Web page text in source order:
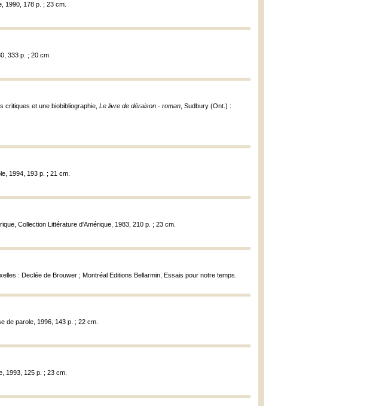
1990, 178 p. ; 23 cm.
333 p. ; 20 cm.
critiques et une biobibliographie, Le livre de déraison - roman , Sudbury (Ont.) :
1994, 193 p. ; 21 cm.
Collection Littérature d'Amérique, 1983, 210 p. ; 23 cm.
: Declée de Brouwer ; Montréal Editions Bellarmin, Essais pour notre temps.
de parole, 1996, 143 p. ; 22 cm.
1993, 125 p. ; 23 cm.